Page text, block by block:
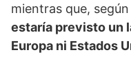
mientras que,
estaría previsto un
Europa ni Estados